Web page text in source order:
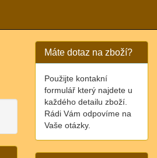
Máte dotaz na zboží?
Použijte kontakní
formulář který najdete u
každého detailu zboží.
Rádi Vám odpovíme na
Vaše otázky.